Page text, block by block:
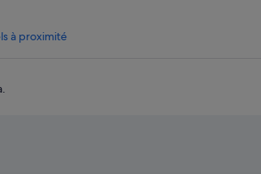
à proximité